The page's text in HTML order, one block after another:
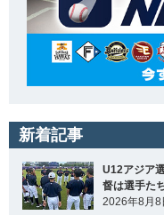
新着記事
U12アジア
督は選手た
2026年8月8